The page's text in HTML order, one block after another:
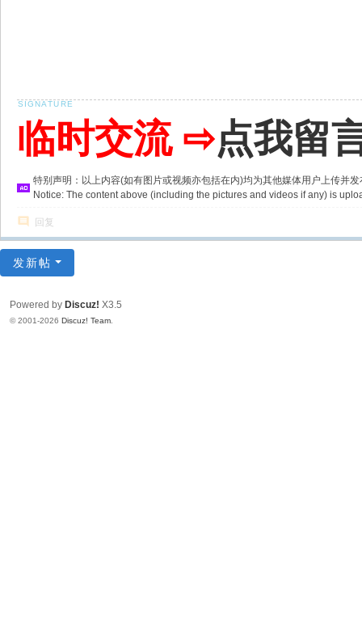
临时交流 ⇨点我留
特别声明：以上内容(如有图片或视频亦包括在内)均为其他媒体用户上传并
Notice: The content above (including the pictures and videos if any) is
回复
发新帖
Powered by Discuz! X3.5
© 2001-2026 Discuz! Team